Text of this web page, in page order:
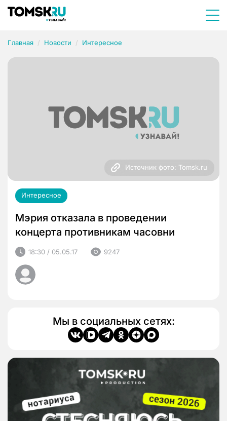
Главная Новости Интересное
Источник фото: Tomsk.ru
Интересное
Мэрия отказала в проведении
концерта противникам часовни
18:30 / 05.05.17 9247
Мы в социальных сетях: